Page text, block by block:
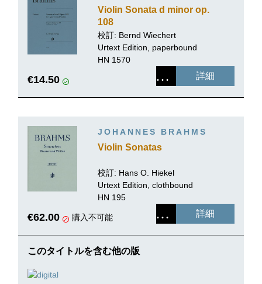
Violin Sonata d minor op.
108
校訂: Bernd Wiechert
Urtext Edition, paperbound
HN 1570
€14.50 詳細
JOHANNES BRAHMS
Violin Sonatas
校訂: Hans O. Hiekel
Urtext Edition, clothbound
HN 195
€62.00 購入不可能 詳細
このタイトルを含む他の版